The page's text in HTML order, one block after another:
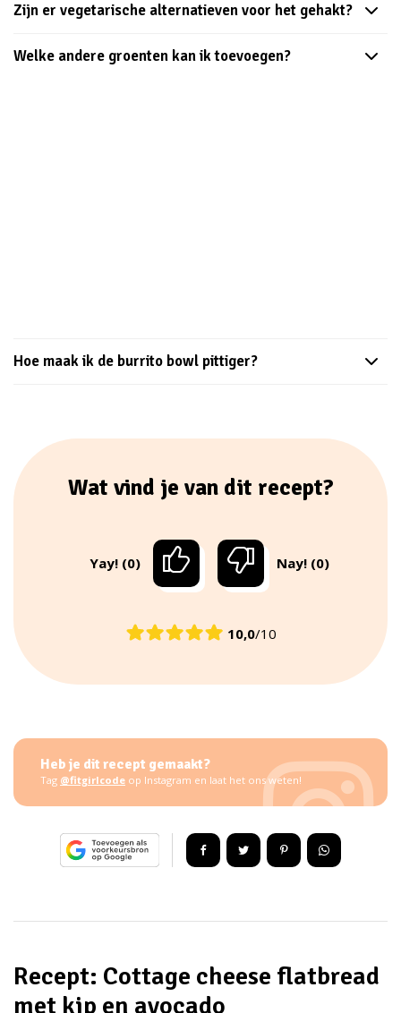
Zijn er vegetarische alternatieven voor het gehakt?
Welke andere groenten kan ik toevoegen?
Hoe maak ik de burrito bowl pittiger?
Wat vind je van dit recept?
Yay! (0) Nay! (0)
10,0/10
Heb je dit recept gemaakt?
Tag @fitgirlcode op Instagram en laat het ons weten!
Recept: Cottage cheese flatbread
met kip en avocado